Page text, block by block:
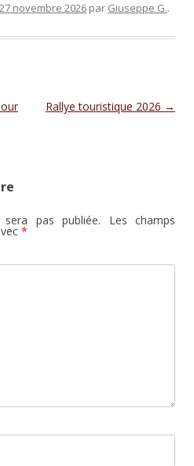
27 novembre 2026 par Giuseppe G..
Rallye touristique 2026 →
pas publiée. Les champs
*